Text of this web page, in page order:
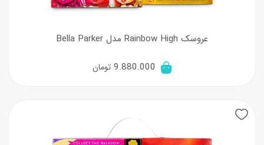
عروسک Rainbow High مدل Bella Parker
9.880.000 تومان